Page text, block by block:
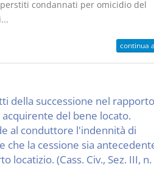
condannati per omicidio del
continua
della successione nel rapporto
del bene locato.
al conduttore l'indennità di
che la cessione sia
locatizio. (Cass. Civ., Sez. III,